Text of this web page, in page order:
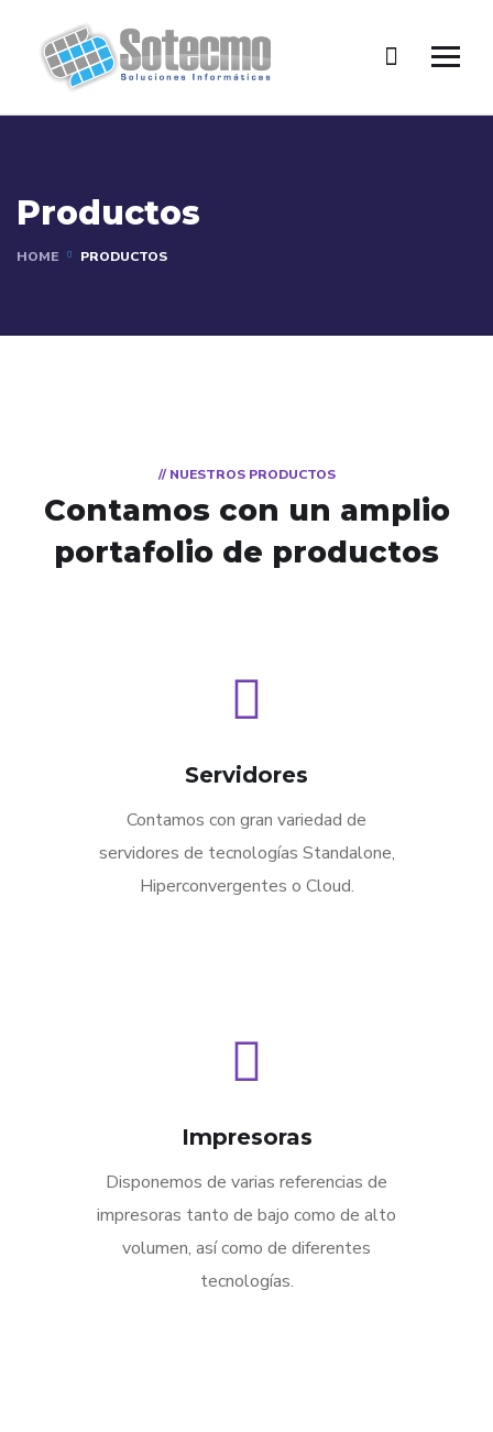
Productos
HOME PRODUCTOS
// NUESTROS PRODUCTOS
Contamos con un amplio
portafolio de productos
Servidores
Contamos con gran variedad de
servidores de tecnologías Standalone,
Hiperconvergentes o Cloud.
Impresoras
Disponemos de varias referencias de
impresoras tanto de bajo como de alto
volumen, así como de diferentes
tecnologías.